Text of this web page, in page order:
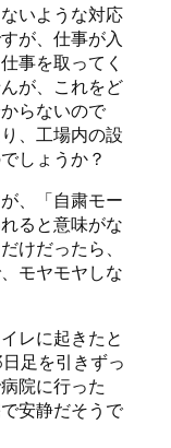
いような対応
が、仕事が入
事を取ってく
が、これをど
らないので
、工場内の設
しょうか？
、「自粛モー
ると意味がな
けだったら、
モヤモヤしな
レに起きたと
足を引きずっ
院に行った
安静だそうで